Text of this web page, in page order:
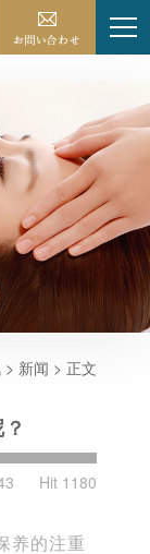
新闻 > 正文
Hit 1180
养的注重